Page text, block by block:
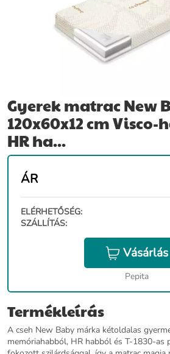
Gyerek matrac New
120x60x12 cm Visco-
HR ha...
ÁR
ELÉRHETŐSÉG:
SZÁLLÍTÁS:
Vásárlás
Pepita
Termékleírás
A cseh New Baby márka kétoldalas
memóriahabból, HR habból és T-1830-as